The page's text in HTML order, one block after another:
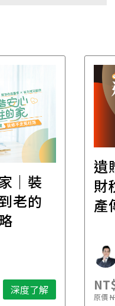
｜裝
老的
深度了解
遺
財
產
原價